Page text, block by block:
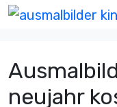
neujahr